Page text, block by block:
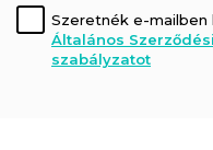
Szeretnék e-mailben
Általános
szabályzatot